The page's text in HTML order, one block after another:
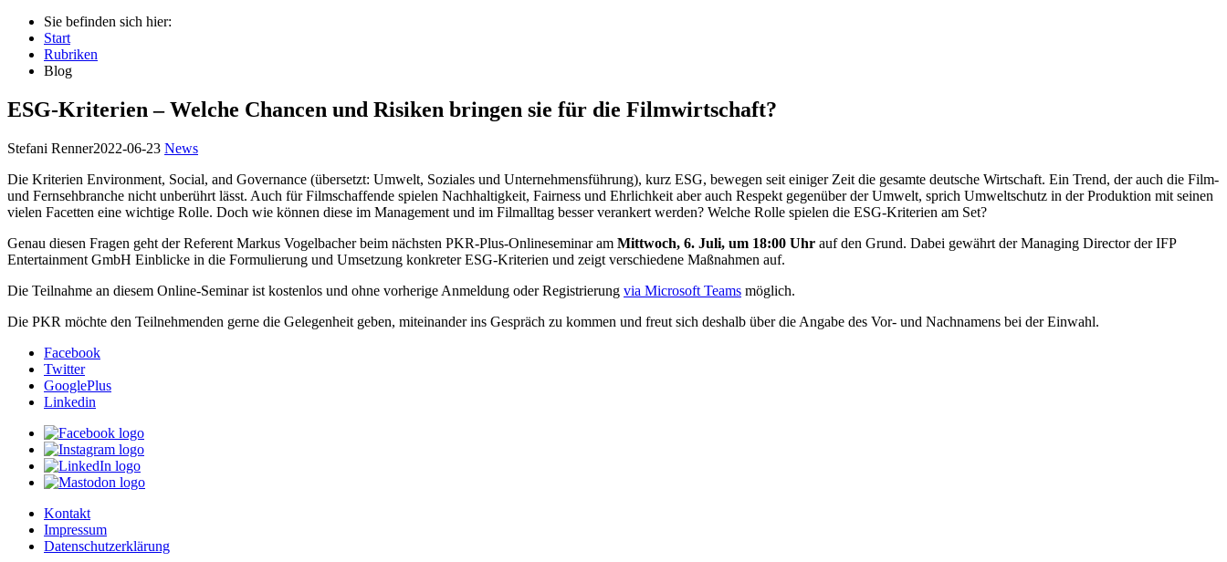
Sie befinden sich hier:
Start
Rubriken
Blog
ESG-Kriterien – Welche Chancen und Risiken bringen sie für die Filmwirtschaft?
Stefani Renner2022-06-23 News
Die Kriterien Environment, Social, and Governance (übersetzt: Umwelt, Soziales und Unternehmensführung), kurz ESG, bewegen seit einiger Zeit die gesamte deutsche Wirtschaft. Ein Trend, der auch die Film-
und Fernsehbranche nicht unberührt lässt. Auch für Filmschaffende spielen Nachhaltigkeit, Fairness und Ehrlichkeit aber auch Respekt gegenüber der Umwelt, sprich Umweltschutz in der Produktion mit seinen
vielen Facetten eine wichtige Rolle. Doch wie können diese im Management und im Filmalltag besser verankert werden? Welche Rolle spielen die ESG-Kriterien am Set?
Genau diesen Fragen geht der Referent Markus Vogelbacher beim nächsten PKR-Plus-Onlineseminar am Mittwoch, 6. Juli, um 18:00 Uhr auf den Grund. Dabei gewährt der Managing Director der IFP
Entertainment GmbH Einblicke in die Formulierung und Umsetzung konkreter ESG-Kriterien und zeigt verschiedene Maßnahmen auf.
Die Teilnahme an diesem Online-Seminar ist kostenlos und ohne vorherige Anmeldung oder Registrierung via Microsoft Teams möglich.
Die PKR möchte den Teilnehmenden gerne die Gelegenheit geben, miteinander ins Gespräch zu kommen und freut sich deshalb über die Angabe des Vor- und Nachnamens bei der Einwahl.
Facebook
Twitter
GooglePlus
Linkedin
Kontakt
Impressum
Datenschutzerklärung